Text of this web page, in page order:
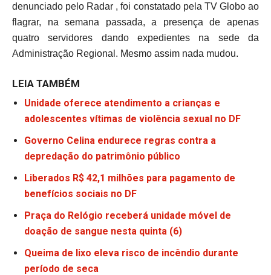
denunciado pelo Radar , foi constatado pela TV Globo ao
flagrar, na semana passada, a presença de apenas
quatro servidores dando expedientes na sede da
Administração Regional. Mesmo assim nada mudou.
LEIA TAMBÉM
Unidade oferece atendimento a crianças e
adolescentes vítimas de violência sexual no DF
Governo Celina endurece regras contra a
depredação do patrimônio público
Liberados R$ 42,1 milhões para pagamento de
benefícios sociais no DF
Praça do Relógio receberá unidade móvel de
doação de sangue nesta quinta (6)
Queima de lixo eleva risco de incêndio durante
período de seca